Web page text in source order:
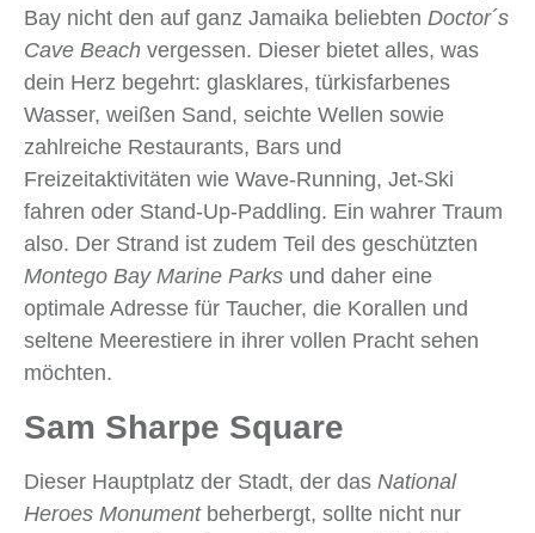
Bay nicht den auf ganz Jamaika beliebten Doctor´s
Cave Beach vergessen. Dieser bietet alles, was
dein Herz begehrt: glasklares, türkisfarbenes
Wasser, weißen Sand, seichte Wellen sowie
zahlreiche Restaurants, Bars und
Freizeitaktivitäten wie Wave-Running, Jet-Ski
fahren oder Stand-Up-Paddling. Ein wahrer Traum
also. Der Strand ist zudem Teil des geschützten
Montego Bay Marine Parks und daher eine
optimale Adresse für Taucher, die Korallen und
seltene Meerestiere in ihrer vollen Pracht sehen
möchten.
Sam Sharpe Square
Dieser Hauptplatz der Stadt, der das National
Heroes Monumentbeherbergt, sollte nicht nur